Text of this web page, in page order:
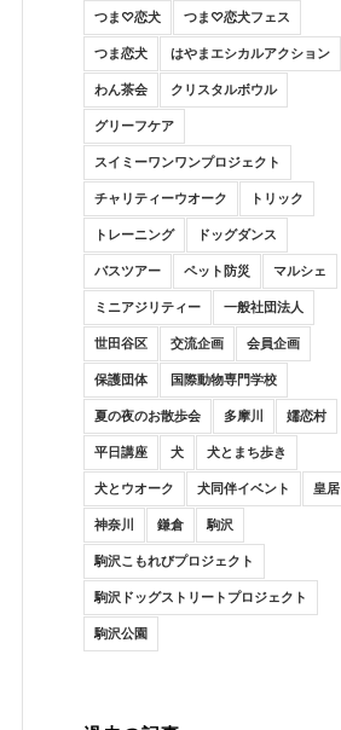
つま♡恋犬 つま♡恋犬フェス
つま恋犬 はやまエシカルアクション
わん茶会 クリスタルボウル
グリーフケア
スイミーワンワンプロジェクト
チャリティーウオーク トリック
トレーニング ドッグダンス
バスツアー ペット防災 マルシェ
ミニアジリティー 一般社団法人
世田谷区 交流企画 会員企画
保護団体 国際動物専門学校
夏の夜のお散歩会 多摩川 嬬恋村
平日講座 犬 犬とまち歩き
犬とウオーク 犬同伴イベント 皇居
神奈川 鎌倉 駒沢
駒沢こもれびプロジェクト
駒沢ドッグストリートプロジェクト
駒沢公園